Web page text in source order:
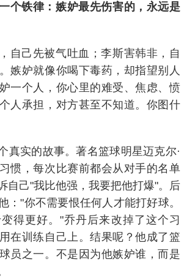
个铁律：嫉妒最先伤害的，永远是
自己先被气吐血；李斯害韩非，自
嫉妒就像你喝下毒药，却指望别人
一个人，你心里的难受、焦虑、愤
人承担，对方甚至不知道。你图什
真实的故事。著名篮球明星迈克尔·
惯，每次比赛前都会从对手的名单
自己"我比他强，我要把他打爆"。后
："你不需要恨任何人才能打好球。
得更好。"乔丹后来改掉了这个习
在训练自己上。结果呢？他成了篮
员之一。不是因为他嫉妒谁，而是